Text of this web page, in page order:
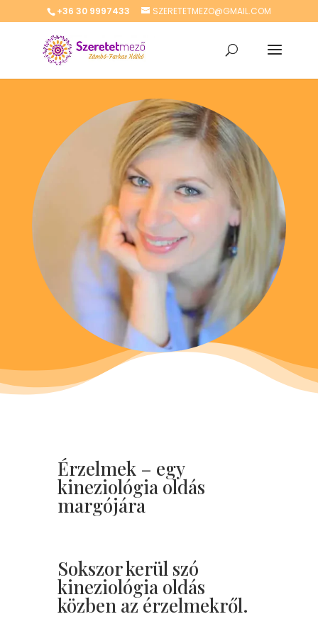
+36 30 9997433 SZERETETMEZO@GMAIL.COM
Érzelmek – egy
kineziológia oldás
margójára
Sokszor kerül szó
kineziológia oldás
közben az érzelmekről.